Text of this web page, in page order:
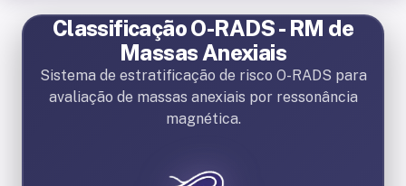
Classificação O-RADS - RM de
Massas Anexiais
Sistema de estratificação de risco O-RADS para
avaliação de massas anexiais por ressonância
magnética.